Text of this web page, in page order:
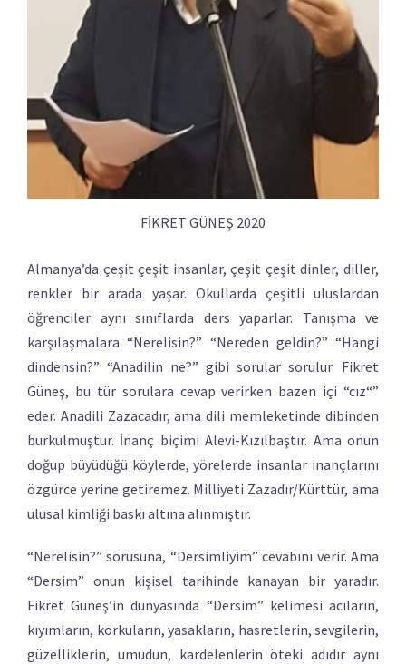
FİKRET GÜNEŞ 2020
Almanya’da çeşit çeşit insanlar, çeşit çeşit dinler, diller,
renkler bir arada yaşar. Okullarda çeşitli uluslardan
öğrenciler aynı sınıflarda ders yaparlar. Tanışma ve
karşılaşmalara “Nerelisin?” “Nereden geldin?” “Hangi
dindensin?” “Anadilin ne?” gibi sorular sorulur. Fikret
Güneş, bu tür sorulara cevap verirken bazen içi “cız“”
eder. Anadili Zazacadır, ama dili memleketinde dibinden
burkulmuştur. İnanç biçimi Alevi-Kızılbaştır. Ama onun
doğup büyüdüğü köylerde, yörelerde insanlar inançlarını
özgürce yerine getiremez. Milliyeti Zazadır/Kürttür, ama
ulusal kimliği baskı altına alınmıştır.
“Nerelisin?” sorusuna, “Dersimliyim” cevabını verir. Ama
“Dersim” onun kişisel tarihinde kanayan bir yaradır.
Fikret Güneş’in dünyasında “Dersim” kelimesi acıların,
kıyımların, korkuların, yasakların, hasretlerin, sevgilerin,
güzelliklerin, umudun, kardelenlerin öteki adıdır aynı